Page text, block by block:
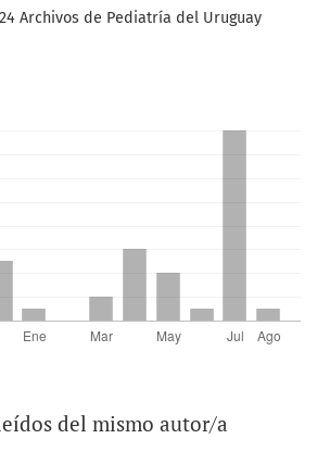
Archivos de Pediatría del Uruguay
del mismo autor/a